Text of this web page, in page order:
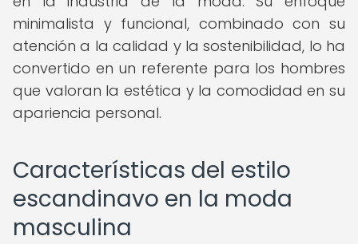
minimalista y funcional, combinado con su
atención a la calidad y la sostenibilidad, lo ha
convertido en un referente para los hombres
que valoran la estética y la comodidad en su
apariencia personal.
Características del estilo
escandinavo en la moda
masculina